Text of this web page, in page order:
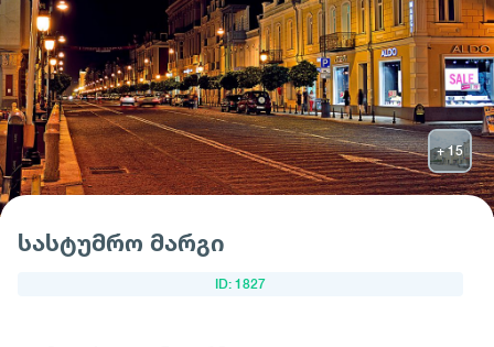
მოითხოვე სასტუმრო
სასტუმრო მარგი
ID: 1827